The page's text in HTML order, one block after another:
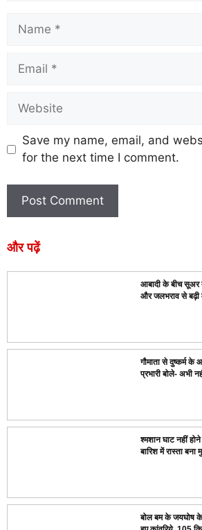
Save my name, email, and
for the next time I comment.
और पढ़ें
आबादी के बीच सूअर
और जलभराव से बढ़ी
गौमाता से दुष्कर्म के
प्रभारी बोले- अभी
श्मशान घाट नहीं
बारिश में रास्ता बना
बोल बम के जयघोष के